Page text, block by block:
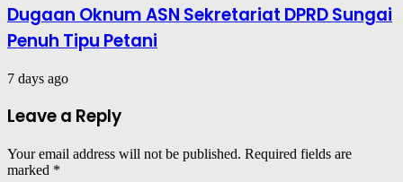
Dugaan Oknum ASN Sekretariat DPRD Sungai
Penuh Tipu Petani
7 days ago
Leave a Reply
Your email address will not be published. Required fields are
marked *